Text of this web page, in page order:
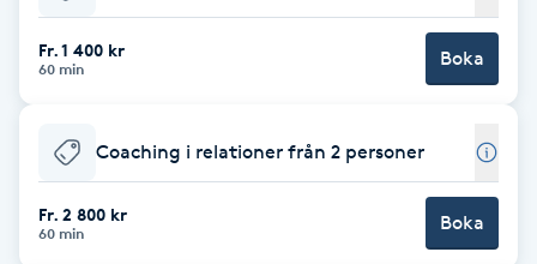
Babylights
Balayage
Bambumassage
Barber
Fr. 1 400 kr
60 min Boka
Coaching i relationer från 2 personer
Fr. 2 800 kr
60 min Boka